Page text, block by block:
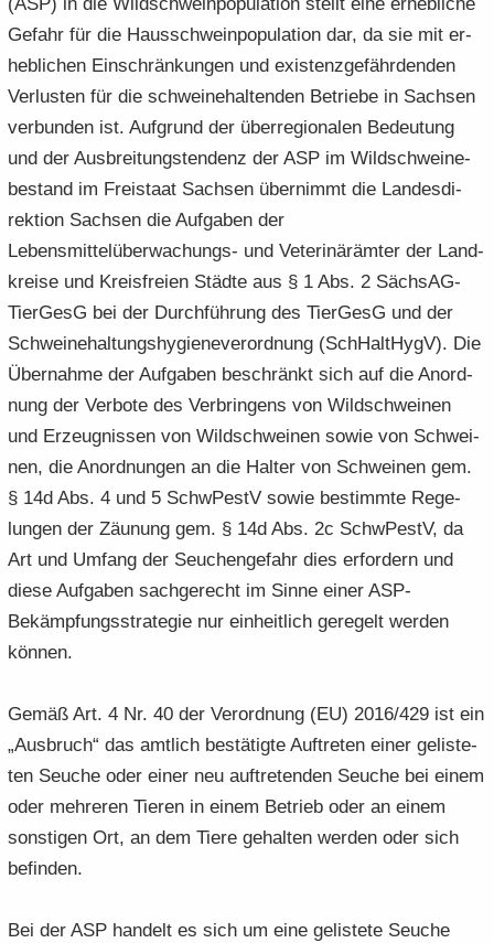
Ge­fahr für die Haus­schwein­po­pu­la­ti­on dar, da sie mit er­
heb­li­chen Ein­schrän­kun­gen und exis­tenz­ge­fähr­den­den
Ver­lus­ten für die schwei­ne­hal­ten­den Be­trie­be in Sach­sen
ver­bun­den ist. Auf­grund der über­re­gio­na­len Be­deu­tung
und der Aus­brei­tungs­ten­denz der ASP im Wild­schwei­ne­
be­stand im Frei­staat Sach­sen über­nimmt die Lan­des­di­
rek­ti­on Sach­sen die Auf­ga­ben der
Lebensmittelüberwachungs-​ und Ve­te­ri­när­äm­ter der Land­
krei­se und Kreis­frei­en Städ­te aus § 1 Abs. 2 Säch­s­AG­
Tier­GesG bei der Durch­füh­rung des Tier­GesG und der
Schwei­ne­hal­tungs­hy­gie­ne­ver­ord­nung (SchHalt­HygV). Die
Über­nah­me der Auf­ga­ben be­schränkt sich auf die An­ord­
nung der Ver­bo­te des Ver­brin­gens von Wild­schwei­nen
und Er­zeug­nis­sen von Wild­schwei­nen sowie von Schwei­
nen, die An­ord­nun­gen an die Hal­ter von Schwei­nen gem.
§ 14d Abs. 4 und 5 SchwPestV sowie be­stimm­te Re­ge­
lun­gen der Zäu­nung gem. § 14d Abs. 2c SchwPestV, da
Art und Um­fang der Seu­chen­ge­fahr dies er­for­dern und
diese Auf­ga­ben sach­ge­recht im Sinne einer ASP-​
Bekämpfungsstrategie nur ein­heit­lich ge­re­gelt wer­den
kön­nen.
Gemäß Art. 4 Nr. 40 der Ver­ord­nung (EU) 2016/429 ist ein
„Aus­bruch“ das amt­lich be­stä­tig­te Auf­tre­ten einer ge­lis­te­
ten Seu­che oder einer neu auf­tre­ten­den Seu­che bei einem
oder meh­re­ren Tie­ren in einem Be­trieb oder an einem
sons­ti­gen Ort, an dem Tiere ge­hal­ten wer­den oder sich
be­fin­den.
Bei der ASP han­delt es sich um eine ge­lis­te­te Seu­che